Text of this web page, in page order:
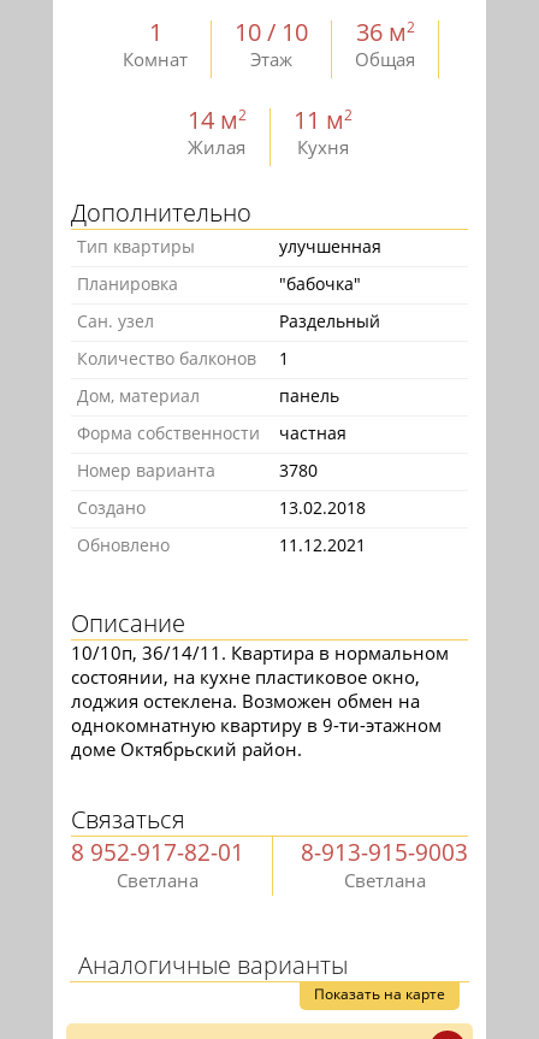
1
Комнат
10 / 10
Этаж
36 м2
Общая
14 м2
Жилая
11 м2
Кухня
Дополнительно
Тип квартиры
улучшенная
Планировка
"бабочка"
Сан. узел
Раздельный
Количество балконов
1
Дом, материал
панель
Форма собственности
частная
Номер варианта
3780
Создано
13.02.2018
Обновлено
11.12.2021
Описание
10/10п, 36/14/11. Квартира в нормальном
состоянии, на кухне пластиковое окно,
лоджия остеклена. Возможен обмен на
однокомнатную квартиру в 9-ти-этажном
доме Октябрьский район.
Связаться
8 952-917-82-01
Светлана
8-913-915-9003
Светлана
Аналогичные варианты
Показать на карте